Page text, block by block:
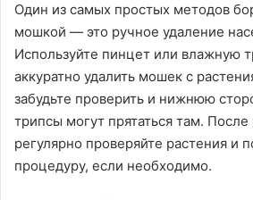
Один из самых простых методов
мошкой — это ручное удаление
Используйте пинцет или влажную
аккуратно удалить мошек с
забудьте проверить и нижнюю
трипсы могут прятаться там.
регулярно проверяйте растения и
процедуру, если необходимо.